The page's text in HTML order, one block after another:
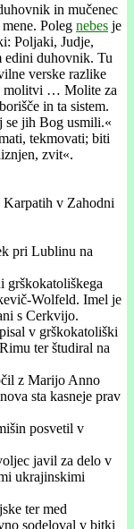
in mučenec
Poleg nebes je
Poljaki, Judje,
edini duhovnik. Tu
verske razlike
molitvi … Molite za
in ta sistem.
jih Bog usmili.«
tekmovati; biti
zvit«.
v Zahodni
pri Lublinu na
grškokatoliškega
Wolfeld. Imel je
s Cerkvijo.
v grškokatoliški
ter študiral na
z Marijo Anno
sta kasneje prav
posvetil v
javil za delo v
ukrajinskimi
ter med
sodeloval v bitki